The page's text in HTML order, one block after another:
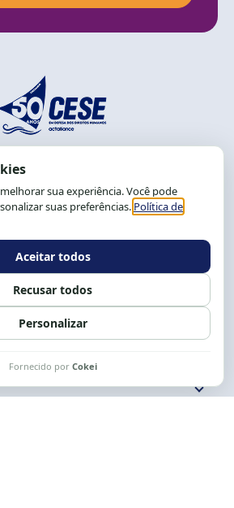
R. da Graça, 150. Graça
CEP: 40.150-055
Salvador-BA, Brasil.
5457, Cel.: (71) 9 9239-2104 ou 2105
8h às 12h e 13 às 17h.
redes Fale conosco